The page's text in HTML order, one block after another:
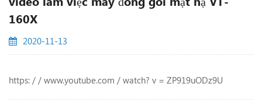
160X
2020-11-13
https: / / www.youtube.com / watch? v = ZP919uODz9U